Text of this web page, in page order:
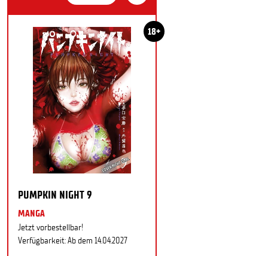
18+
PUMPKIN NIGHT 9
MANGA
Jetzt vorbestellbar!
Verfügbarkeit: Ab dem 14.04.2027